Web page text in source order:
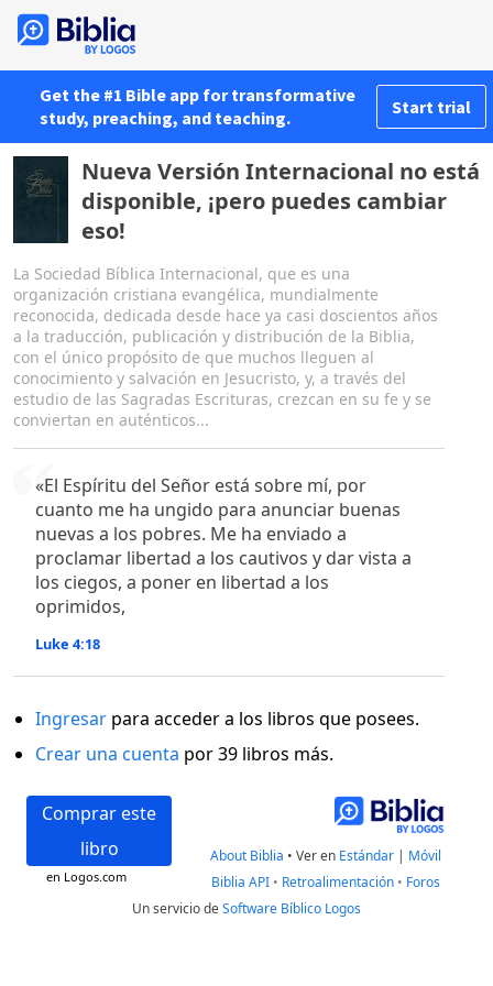
Get the #1 Bible app for transformative
study, preaching, and teaching.
Start trial
Nueva Versión Internacional no está
disponible, ¡pero puedes cambiar
eso!
La Sociedad Bíblica Internacional, que es una
organización cristiana evangélica, mundialmente
reconocida, dedicada desde hace ya casi doscientos años
a la traducción, publicación y distribución de la Biblia,
con el único propósito de que muchos lleguen al
conocimiento y salvación en Jesucristo, y, a través del
estudio de las Sagradas Escrituras, crezcan en su fe y se
conviertan en auténticos...
«El Espíritu del Señor está sobre mí, por
cuanto me ha ungido para anunciar buenas
nuevas a los pobres. Me ha enviado a
proclamar libertad a los cautivos y dar vista a
los ciegos, a poner en libertad a los
oprimidos,
Luke 4:18
Ingresar para acceder a los libros que posees.
Crear una cuenta por 39 libros más.
Comprar este
libro
en Logos.com
About Biblia • Ver en Estándar | Móvil
Biblia API • Retroalimentación • Foros
Un servicio deSoftware Bíblico Logos